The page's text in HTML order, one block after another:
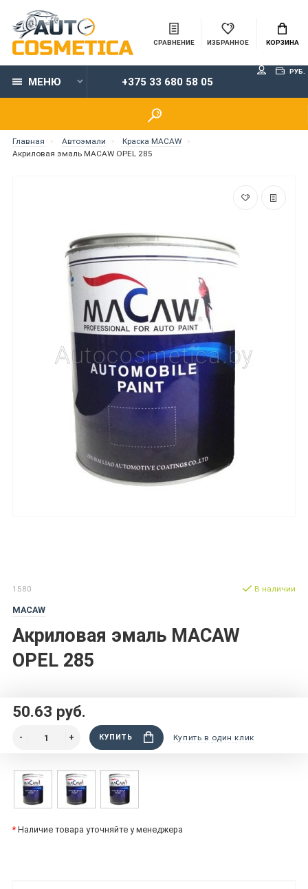
СРАВНЕНИЕ ИЗБРАННОЕ КОРЗИНА
МЕНЮ +375 33 680 58 05
РУБ.
Главная Автоэмали
Краска MACAW
Акриловая эмаль MACAW OPEL 285
1580
MACAW
Акриловая эмаль MACAW
OPEL 285
В наличии
50.63 руб.
КУПИТЬ Купить в один клик
* Наличие товара уточняйте у менеджера